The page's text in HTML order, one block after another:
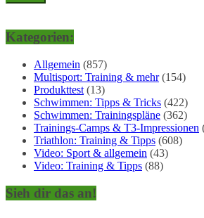
Kategorien:
Allgemein (857)
Multisport: Training & mehr(154)
Produkttest (13)
Schwimmen: Tipps & Tricks (422)
Schwimmen: Trainingspläne (362)
Trainings-Camps & T3-Impressionen
Triathlon: Training & Tipps (608)
Video: Sport & allgemein (43)
Video: Training & Tipps (88)
Sieh dir das an!